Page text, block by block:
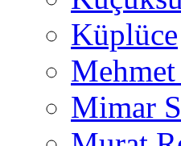
Küplüce
Mimar